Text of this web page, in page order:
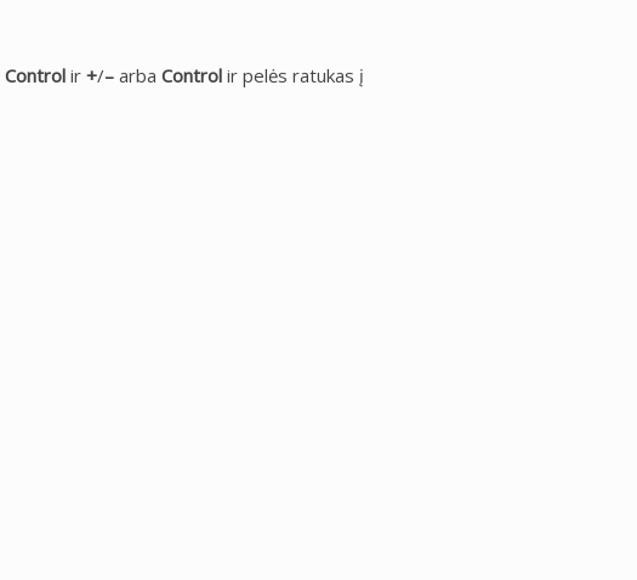
Control ir +/– arba Control ir pelės ratukas į